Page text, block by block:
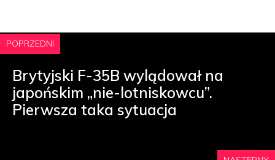
POPRZEDNI
Brytyjski F-35B wylądował na
japońskim „nie-lotniskowcu”.
Pierwsza taka sytuacja